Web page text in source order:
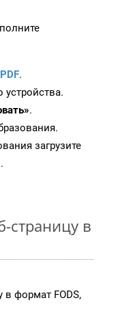
.
устройства.
.
загрузите
страницу в
в формат FODS,